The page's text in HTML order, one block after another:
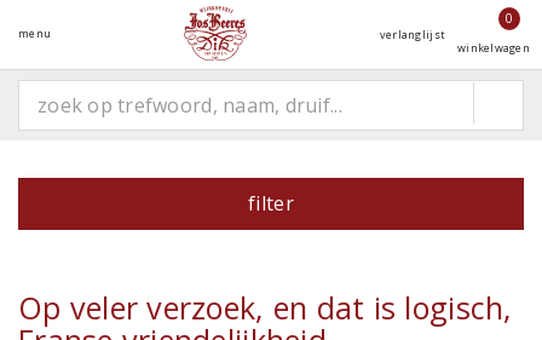
menu verlanglijst
0
winkelwagen
filter
Op veler verzoek, en dat is logisch,